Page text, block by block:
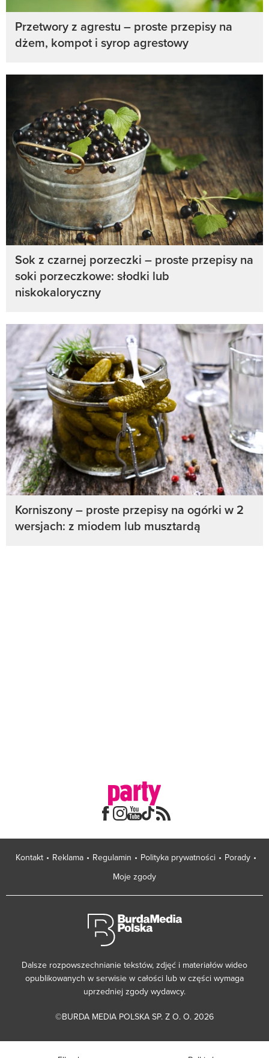
Przetwory z agrestu – proste przepisy na
dżem, kompot i syrop agrestowy
Sok z czarnej porzeczki – proste przepisy na
soki porzeczkowe: słodki lub
niskokaloryczny
Korniszony – proste przepisy na ogórki w 2
wersjach: z miodem lub musztardą
Kontakt Reklama Regulamin Polityka prywatności
Porady
Moje zgody
Dalsze rozpowszechnianie tekstów, zdjęć i materiałów wideo
opublikowanych w serwisie w całości lub w części wymaga
uprzedniej zgody wydawcy.
©BURDA MEDIA POLSKA SP. Z O. O. 2026